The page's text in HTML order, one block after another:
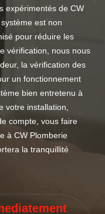
expérimentés de CW
est non
pour réduire les
vérification, nous nous
la vérification des
un fonctionnement
bien entretenu à
votre installation,
compte, vous faire
à CW Plomberie
la tranquillité